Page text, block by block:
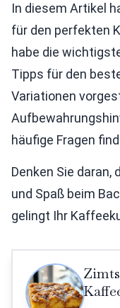
In diesem Artikel
für den perfekten
habe die
Tipps für den
Variationen
häufige Fragen
Denken Sie
und Spaß beim
gelingt Ihr